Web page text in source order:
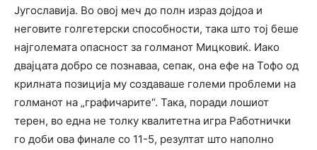
Југославија. Во овој меч до полн израз дојдоа и
неговите голгетерски способности, така што тој беше
најголемата опасност за голманот Мицковиќ. Иако
двајцата добро се познаваа, сепак, она ефе на Тофо од
крилната позиција му создаваше големи проблеми на
голманот на „графичарите“. Така, поради лошиот
терен, во една не толку квалитетна игра Работнички
го доби ова финале со 11-5, резултат што наполно